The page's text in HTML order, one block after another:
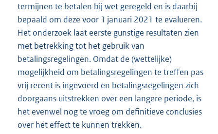
termijnen te betalen bij wet geregeld en is daarbij
bepaald om deze voor 1 januari 2021 te evalueren.
Het onderzoek laat eerste gunstige resultaten zien
met betrekking tot het gebruik van
betalingsregelingen. Omdat de (wettelijke)
mogelijkheid om betalingsregelingen te treffen pas
vrij recent is ingevoerd en betalingsregelingen zich
doorgaans uitstrekken over een langere periode, is
het evenwel nog te vroeg om definitieve conclusies
over het effect te kunnen trekken.